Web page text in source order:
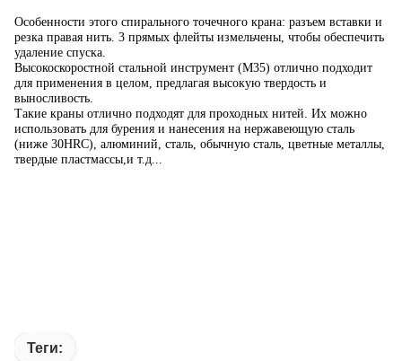
Особенности этого спирального точечного крана: разъем вставки и
резка правая нить. 3 прямых флейты измельчены, чтобы обеспечить
удаление спуска.
Высокоскоростной стальной инструмент (M35) отлично подходит
для применения в целом, предлагая высокую твердость и
выносливость.
Такие краны отлично подходят для проходных нитей. Их можно
использовать для бурения и нанесения на нержавеющую сталь
(ниже 30HRC), алюминий, сталь, обычную сталь, цветные металлы,
твердые пластмассы,и т.д...
Теги: